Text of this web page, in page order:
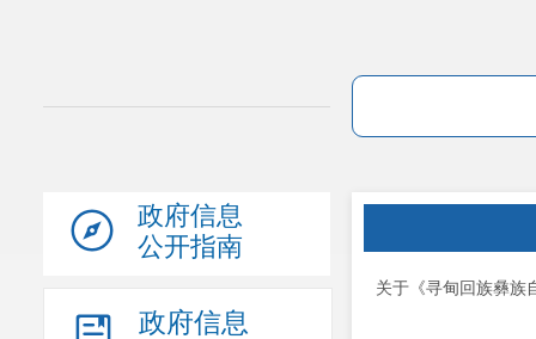
政府信息
公开指南
政府信息
关于《寻甸回族彝族